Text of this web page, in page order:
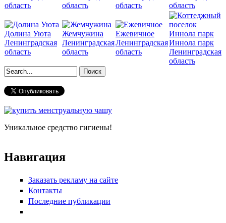
область
область
область
область
Долина Уюта
Ленинградская
область
Жемчужина
Ленинградская
область
Ежевичное
Ленинградская
область
Иннола парк
Ленинградская
область
Форма поиска
Уникальное средство гигиены!
Навигация
Заказать рекламу на сайте
Контакты
Последние публикации